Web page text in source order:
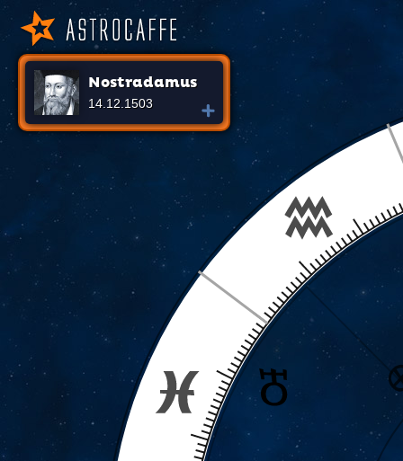
Nostradamus
14.12.1503